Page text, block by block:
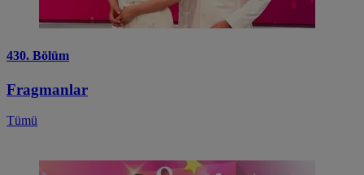
430. Bölüm
Fragmanlar
Tümü